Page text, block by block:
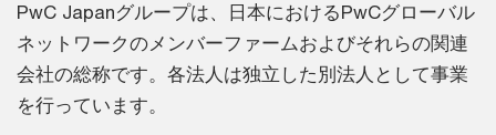
PwC Japanグループは、日本におけるPwCグローバル
ネットワークのメンバーファームおよびそれらの関連
会社の総称です。各法人は独立した別法人として事業
を行っています。